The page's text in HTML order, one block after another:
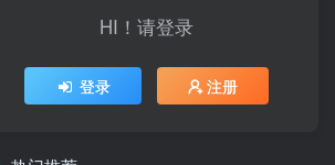
HI！请登录
登录 注册